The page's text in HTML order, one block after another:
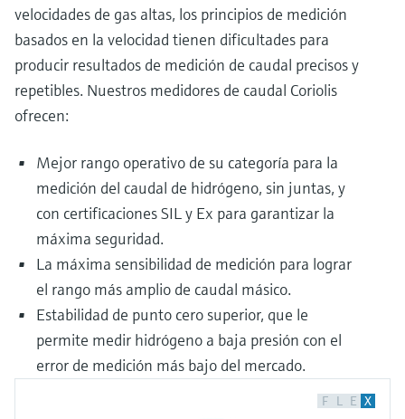
velocidades de gas altas, los principios de medición
basados en la velocidad tienen dificultades para
producir resultados de medición de caudal precisos y
repetibles. Nuestros medidores de caudal Coriolis
ofrecen:
Mejor rango operativo de su categoría para la
medición del caudal de hidrógeno, sin juntas, y
con certificaciones SIL y Ex para garantizar la
máxima seguridad.
La máxima sensibilidad de medición para lograr
el rango más amplio de caudal másico.
Estabilidad de punto cero superior, que le
permite medir hidrógeno a baja presión con el
error de medición más bajo del mercado.
F L E X